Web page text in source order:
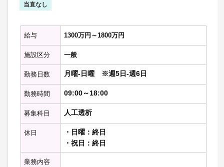
当直なし
給与 1300万円～1800万円
施設区分 一般
勤務日数 月曜-日曜 ※週5日-週6日
勤務時間 09:00～18:00
募集科目 人工透析
休日
・日曜：終日
・祝日：終日
業務内容